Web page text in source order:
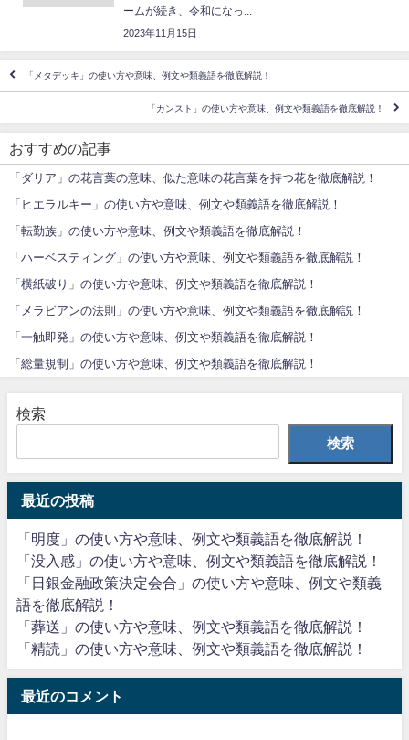
ームが続き、令和になっ...
2023年11月15日
「メタデッキ」の使い方や意味、例文や類義語を徹底解説！
「カンスト」の使い方や意味、例文や類義語を徹底解説！
おすすめの記事
「ダリア」の花言葉の意味、似た意味の花言葉を持つ花を徹底解説！
「ヒエラルキー」の使い方や意味、例文や類義語を徹底解説！
「転勤族」の使い方や意味、例文や類義語を徹底解説！
「ハーベスティング」の使い方や意味、例文や類義語を徹底解説！
「横紙破り」の使い方や意味、例文や類義語を徹底解説！
「メラビアンの法則」の使い方や意味、例文や類義語を徹底解説！
「一触即発」の使い方や意味、例文や類義語を徹底解説！
「総量規制」の使い方や意味、例文や類義語を徹底解説！
検索
検索
最近の投稿
「明度」の使い方や意味、例文や類義語を徹底解説！
「没入感」の使い方や意味、例文や類義語を徹底解説！
「日銀金融政策決定会合」の使い方や意味、例文や類義
語を徹底解説！
「葬送」の使い方や意味、例文や類義語を徹底解説！
「精読」の使い方や意味、例文や類義語を徹底解説！
最近のコメント